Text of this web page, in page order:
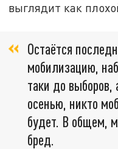
выглядит как
Остаётся
мобилизацию,
таки до
осенью, никто
будет. В общем,
бред.